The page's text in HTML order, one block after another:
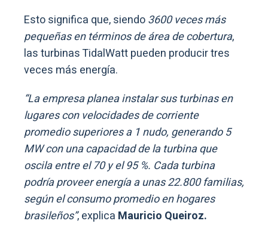
Esto significa que, siendo3600 veces más
pequeñas en términos de área de cobertura,
las turbinas TidalWatt pueden producir tres
veces más energía.
“La empresa planea instalar sus turbinas en
lugares con velocidades de corriente
promedio superiores a 1 nudo, generando 5
MW con una capacidad de la turbina que
oscila entre el 70 y el 95 %. Cada turbina
podría proveer energía a unas 22.800 familias,
según el consumo promedio en hogares
brasileños”, explica Mauricio Queiroz.